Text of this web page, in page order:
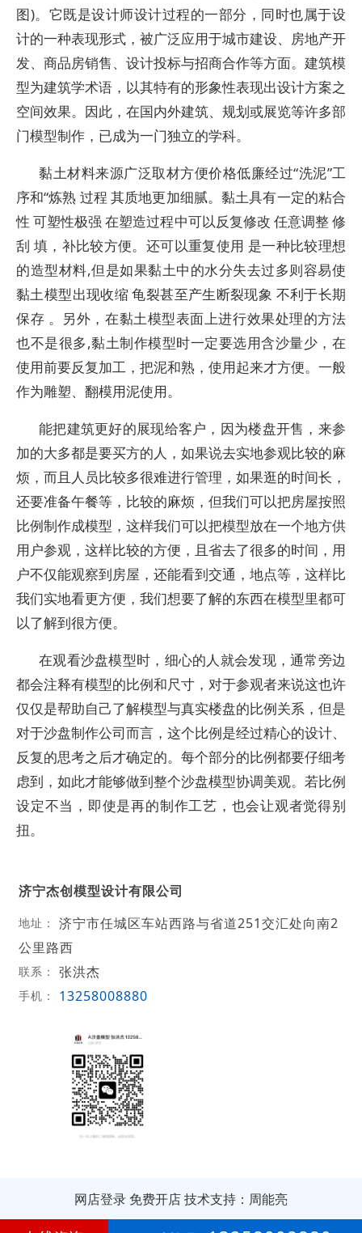
图)。它既是设计师设计过程的一部分，同时也属于设
计的一种表现形式，被广泛应用于城市建设、房地产开
发、商品房销售、设计投标与招商合作等方面。建筑模
型为建筑学术语，以其特有的形象性表现出设计方案之
空间效果。因此，在国内外建筑、规划或展览等许多部
门模型制作，已成为一门独立的学科。
黏土材料来源广泛取材方便价格低廉经过“洗泥”工
序和“炼熟 过程 其质地更加细腻。黏土具有一定的粘合
性 可塑性极强 在塑造过程中可以反复修改 任意调整 修
刮 填，补比较方便。还可以重复使用 是一种比较理想
的造型材料,但是如果黏土中的水分失去过多则容易使
黏土模型出现收缩 龟裂甚至产生断裂现象 不利于长期
保存 。另外，在黏土模型表面上进行效果处理的方法
也不是很多,黏土制作模型时一定要选用含沙量少，在
使用前要反复加工，把泥和熟，使用起来才方便。一般
作为雕塑、翻模用泥使用。
能把建筑更好的展现给客户，因为楼盘开售，来参
加的大多都是要买方的人，如果说去实地参观比较的麻
烦，而且人员比较多很难进行管理，如果逛的时间长，
还要准备午餐等，比较的麻烦，但我们可以把房屋按照
比例制作成模型，这样我们可以把模型放在一个地方供
用户参观，这样比较的方便，且省去了很多的时间，用
户不仅能观察到房屋，还能看到交通，地点等，这样比
我们实地看更方便，我们想要了解的东西在模型里都可
以了解到很方便。
在观看沙盘模型时，细心的人就会发现，通常旁边
都会注释有模型的比例和尺寸，对于参观者来说这也许
仅仅是帮助自己了解模型与真实楼盘的比例关系，但是
对于沙盘制作公司而言，这个比例是经过精心的设计、
反复的思考之后才确定的。每个部分的比例都要仔细考
虑到，如此才能够做到整个沙盘模型协调美观。若比例
设定不当，即使是再的制作工艺，也会让观者觉得别
扭。
济宁杰创模型设计有限公司
地址：
济宁市任城区车站西路与省道251交汇处向南2
公里路西
联系： 张洪杰
手机： 13258008880
网店登录 免费开店技术支持：周能亮